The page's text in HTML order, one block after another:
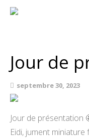
A
Contact
Jour de
septembre 30, 2023
Jour de présentation
Eidi, jument